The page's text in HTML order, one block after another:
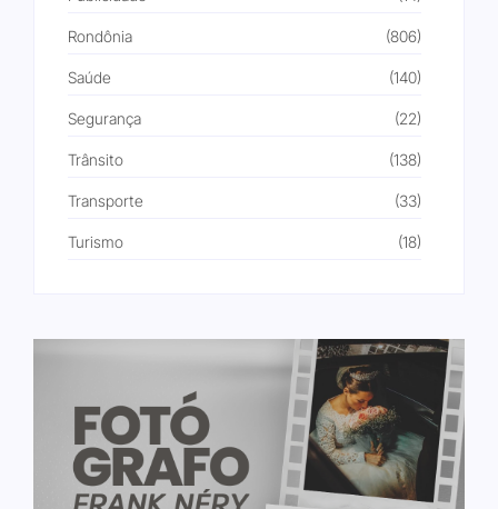
Rondônia (806)
Saúde (140)
Segurança (22)
Trânsito (138)
Transporte (33)
Turismo (18)